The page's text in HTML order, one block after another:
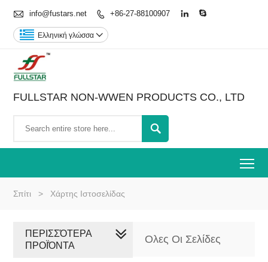
 info@fustars.net  +86-27-88100907  
Ελληνική γλώσσα 
FULLSTAR NON-WWEN PRODUCTS CO., LTD

Σπίτι > Χάρτης Ιστοσελίδας
Ολες Οι Σελίδες
ΠΕΡΙΣΣΌΤΕΡΑ
ΠΡΟΪΌΝΤΑ